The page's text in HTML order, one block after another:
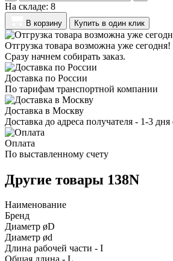
На складе: 8
В корзину Купить в один клик
Отгрузка товара возможна уже сегодня!
Сразу начнем собирать заказ.
Доставка по России
По тарифам транспортной компании
Доставка в Москву
Доставка до адреса получателя - 1-3
Оплата
По выставленному счету
Другие товары 138N
Наименование
Бренд
Диаметр øD
Диаметр ød
Длина рабочей части - I